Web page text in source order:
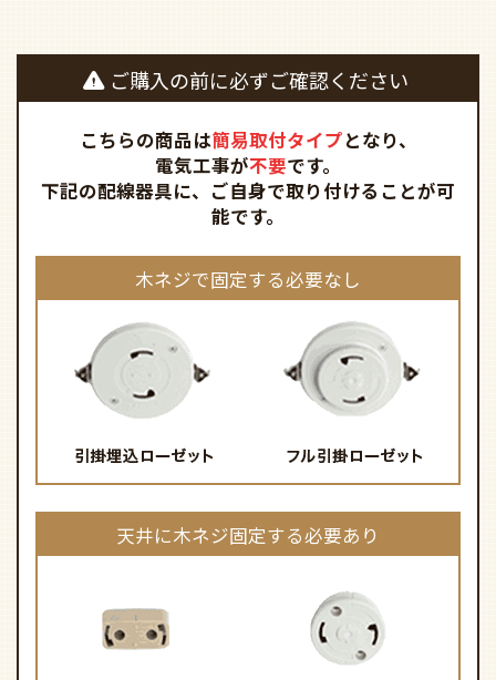
ご購入の前に必ずご確認ください
こちらの商品は簡易取付タイプとなり、
電気工事が不要です。
下記の配線器具に、ご自身で取り付けることが可
能です。
木ネジで固定する必要なし
天井に木ネジ固定する必要あり